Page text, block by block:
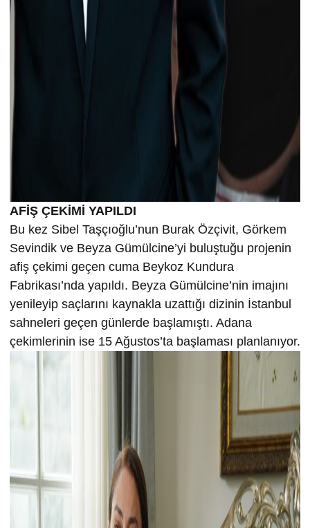
AFİŞ ÇEKİMİ YAPILDI
Bu kez Sibel Taşçıoğlu’nun Burak Özçivit, Görkem
Sevindik ve Beyza Gümülcine’yi buluştuğu projenin
afiş çekimi geçen cuma Beykoz Kundura
Fabrikası’nda yapıldı. Beyza Gümülcine’nin imajını
yenileyip saçlarını kaynakla uzattığı dizinin İstanbul
sahneleri geçen günlerde başlamıştı. Adana
çekimlerinin ise 15 Ağustos’ta başlaması planlanıyor.